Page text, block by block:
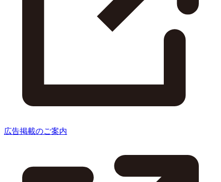
広告掲載のご案内